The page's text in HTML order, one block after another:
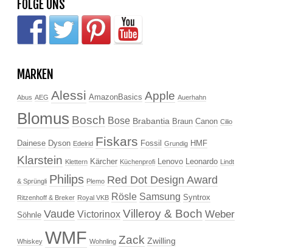
FOLGE UNS
MARKEN
Abus AEG Alessi AmazonBasics Apple Auerhahn
Blomus Bosch Bose Brabantia Braun Canon Cilio
Dainese Dyson Edelrid Fiskars Fossil Grundig HMF
Klarstein Klettern Kärcher Küchenprofi Lenovo Leonardo Lindt
& Sprüngli Philips Plemo Red Dot Design Award
Ritzenhoff & Breker Royal VKB Rösle Samsung Syntrox
Söhnle Vaude Victorinox Villeroy & Boch Weber
Whiskey WMF Wohnling Zack Zwilling